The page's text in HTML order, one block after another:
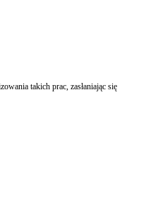
takich prac, zasłaniając się